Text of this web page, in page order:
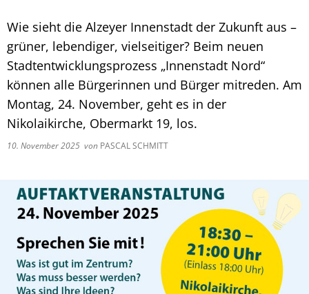
Wie sieht die Alzeyer Innenstadt der Zukunft aus –
grüner, lebendiger, vielseitiger? Beim neuen
Stadtentwicklungsprozess „Innenstadt Nord“
können alle Bürgerinnen und Bürger mitreden. Am
Montag, 24. November, geht es in der
Nikolaikirche, Obermarkt 19, los.
10. November 2025 von PASCAL SCHMITT